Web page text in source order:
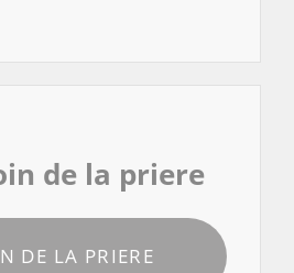
de la priere
DE LA PRIERE